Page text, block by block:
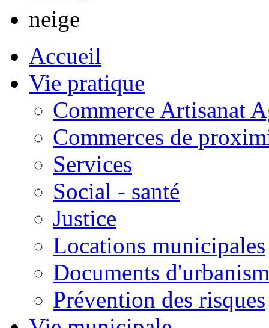
Accueil
Vie pratique
Commerce Artisanat
Commerces de
Services
Social - santé
Justice
Locations municipales
Documents
Prévention des risques